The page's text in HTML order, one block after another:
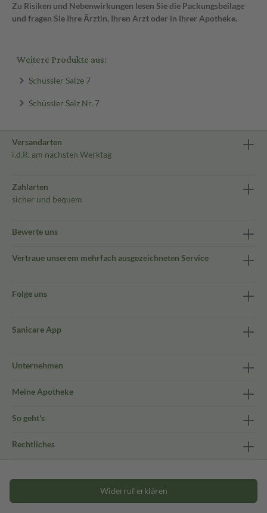
Zu Risiken und Nebenwirkungen lesen Sie die Packungsbeilage
und fragen Sie Ihre Ärztin, Ihren Arzt oder in Ihrer Apotheke.
Weitere Produkte aus:
Schüssler Salze 7
Schüssler Salz Nr. 7
Versandarten
i.d.R. am nächsten Werktag
Zahlarten
sicher und bequem
Bewerte uns
Vertraue unserem mehrfach ausgezeichneten Service
Folge uns
Sanicare App
Unternehmen
Meine Apotheke
So geht's
Rechtliches
Widerruf erklären